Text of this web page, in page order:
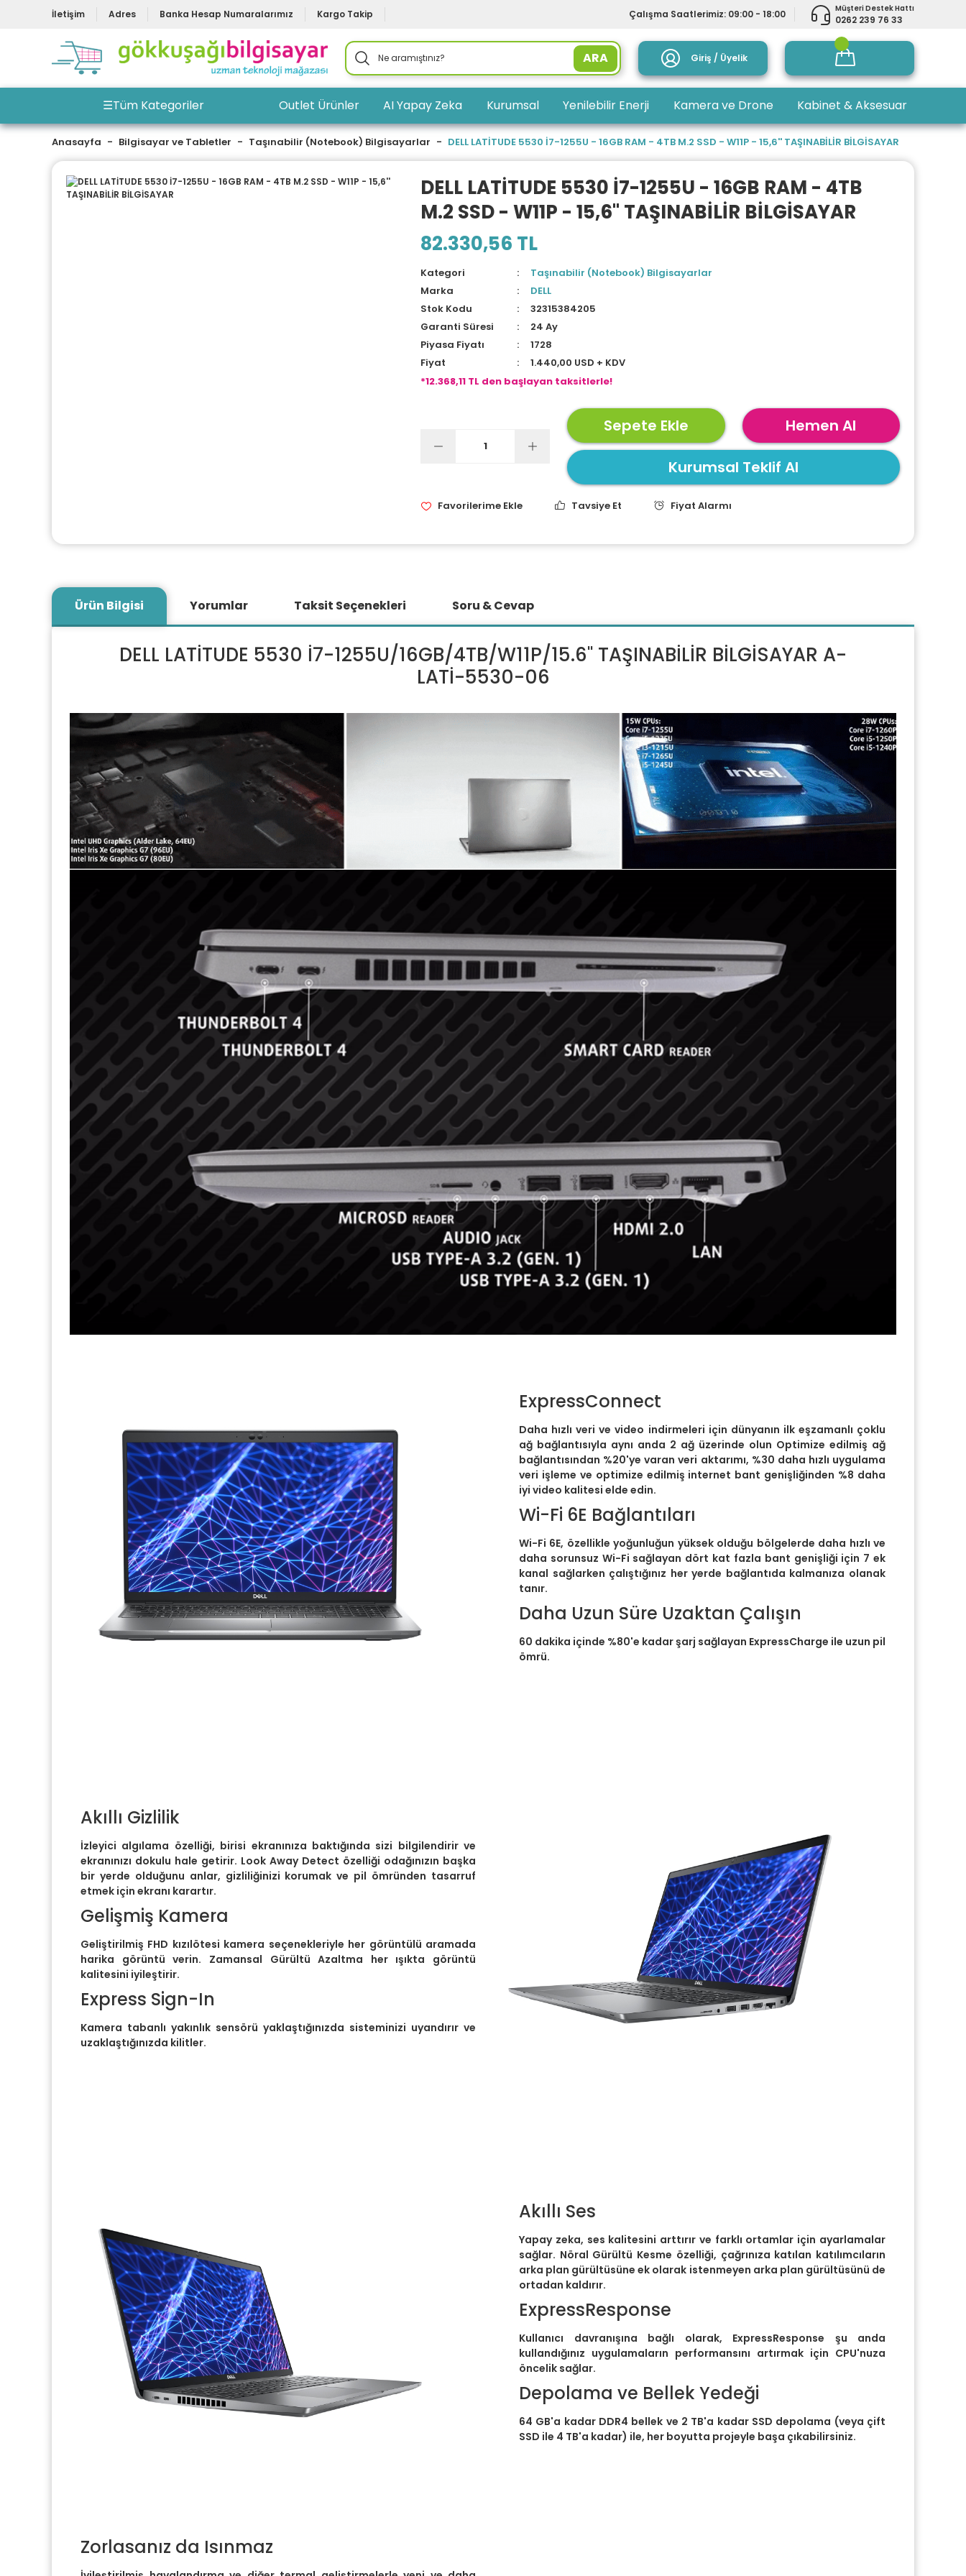
İletişim Adres Banka Hesap Numaralarımız Kargo Takip Çalışma Saatlerimiz: 09:00 - 18:00 Müşteri Destek Hattı
0262 239 76 33
ARA Giriş / Üyelik
☰Tüm Kategoriler Outlet Ürünler AI Yapay Zeka Kurumsal Yenilebilir Enerji Kamera ve Drone Kabinet & Aksesuar
Anasayfa Bilgisayar ve Tabletler Taşınabilir (Notebook) Bilgisayarlar DELL LATİTUDE 5530 İ7-1255U - 16GB RAM - 4TB M.2 SSD - W11P - 15,6'' TAŞINABİLİR BİLGİSAYAR
DELL LATİTUDE 5530 İ7-1255U - 16GB RAM - 4TB
M.2 SSD - W11P - 15,6'' TAŞINABİLİR BİLGİSAYAR
82.330,56 TL
Kategori
Taşınabilir (Notebook) Bilgisayarlar
Marka
DELL
Stok Kodu
32315384205
Garanti Süresi
24 Ay
Piyasa Fiyatı
1728
Fiyat
1.440,00 USD + KDV
*12.368,11 TL den başlayan taksitlerle!
Sepete Ekle Hemen Al
Kurumsal Teklif Al
Tavsiye Et Fiyat Alarmı
Ürün Bilgisi Yorumlar Taksit Seçenekleri Soru & Cevap
DELL LATİTUDE 5530 İ7-1255U/16GB/4TB/W11P/15.6'' TAŞINABİLİR BİLGİSAYAR A-
LATİ-5530-06
ExpressConnect
Daha hızlı veri ve video indirmeleri için dünyanın ilk eşzamanlı çoklu
ağ bağlantısıyla aynı anda 2 ağ üzerinde olun Optimize edilmiş ağ
bağlantısından %20'ye varan veri aktarımı, %30 daha hızlı uygulama
veri işleme ve optimize edilmiş internet bant genişliğinden %8 daha
iyi video kalitesi elde edin.
Wi-Fi 6E Bağlantıları
Wi-Fi 6E, özellikle yoğunluğun yüksek olduğu bölgelerde daha hızlı ve
daha sorunsuz Wi-Fi sağlayan dört kat fazla bant genişliği için 7 ek
kanal sağlarken çalıştığınız her yerde bağlantıda kalmanıza olanak
tanır.
Daha Uzun Süre Uzaktan Çalışın
60 dakika içinde %80'e kadar şarj sağlayan ExpressCharge ile uzun pil
ömrü.
Akıllı Gizlilik
İzleyici algılama özelliği, birisi ekranınıza baktığında sizi bilgilendirir ve
ekranınızı dokulu hale getirir. Look Away Detect özelliği odağınızın başka
bir yerde olduğunu anlar, gizliliğinizi korumak ve pil ömründen tasarruf
etmek için ekranı karartır.
Gelişmiş Kamera
Geliştirilmiş FHD kızılötesi kamera seçenekleriyle her görüntülü aramada
harika görüntü verin. Zamansal Gürültü Azaltma her ışıkta görüntü
kalitesini iyileştirir.
Express Sign-In
Kamera tabanlı yakınlık sensörü yaklaştığınızda sisteminizi uyandırır ve
uzaklaştığınızda kilitler.
Akıllı Ses
Yapay zeka, ses kalitesini arttırır ve farklı ortamlar için ayarlamalar
sağlar. Nöral Gürültü Kesme özelliği, çağrınıza katılan katılımcıların
arka plan gürültüsüne ek olarak istenmeyen arka plan gürültüsünü de
ortadan kaldırır.
ExpressResponse
Kullanıcı davranışına bağlı olarak, ExpressResponse şu anda
kullandığınız uygulamaların performansını artırmak için CPU'nuza
öncelik sağlar.
Depolama ve Bellek Yedeği
64 GB'a kadar DDR4 bellek ve 2 TB'a kadar SSD depolama (veya çift
SSD ile 4 TB'a kadar) ile, her boyutta projeyle başa çıkabilirsiniz.
Zorlasanız da Isınmaz